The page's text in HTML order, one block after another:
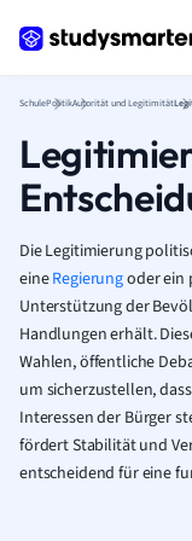
SchulePolitikAutorität und Legitimität
Die Legitimierung
eineRegierungoder ein
Unterstützung der
Handlungen erhält.
Wahlen, öffentliche
um sicherzustellen,
Interessen der Bürger
fördert Stabilität und
entscheidend für eine